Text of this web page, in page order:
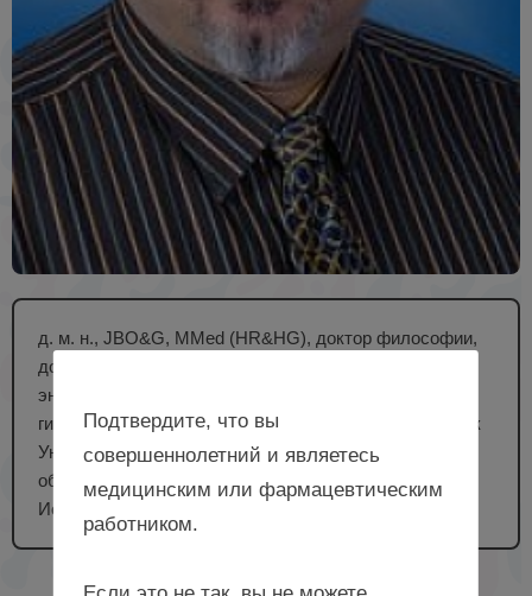
д. м. н., JBO&G, MMed (HR&HG), доктор философии,
доцент кафедры репродуктивной медицины и
эндоскопической хирургии, кафедры акушерства и
гинекологии Колледжа медицины и медицинских наук
Университета ОАЭ (UAEU), президент Азиатского
общества эндометриоза и аденомиоза (ASEA),
Иордания
Подтвердите, что вы
совершеннолетний и являетесь
медицинским или фармацевтическим
работником.